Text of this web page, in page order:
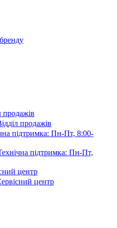
продажів
продажів
підтримка: Пн-Пт, 8:00-
підтримка: Пн-Пт,
центр
центр